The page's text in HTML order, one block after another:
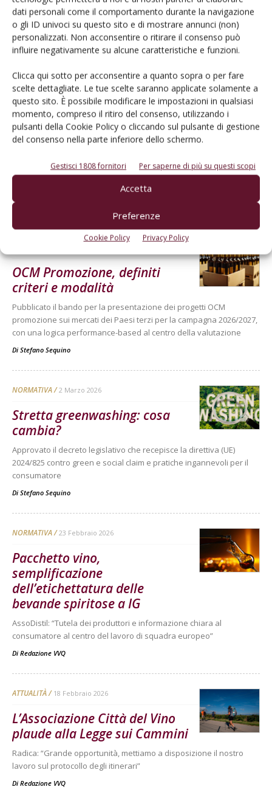
dati personali come il comportamento durante la navigazione
o gli ID univoci su questo sito e di mostrare annunci (non)
personalizzati. Non acconsentire o ritirare il consenso può
influire negativamente su alcune caratteristiche e funzioni.
Clicca qui sotto per acconsentire a quanto sopra o per fare
scelte dettagliate. Le tue scelte saranno applicate solamente a
questo sito. È possibile modificare le impostazioni in qualsiasi
momento, compreso il ritiro del consenso, utilizzando i
pulsanti della Cookie Policy o cliccando sul pulsante di gestione
del consenso nella parte inferiore dello schermo.
Gestisci 1808 fornitori Per saperne di più su questi scopi
Accetta
Preferenze
Cookie Policy Privacy Policy
L'Esperto risponde
I consigli di Terra e Vita agli agricoltori
Cerca adesso
OCM Promozione, definiti
criteri e modalità
Pubblicato il bando per la presentazione dei progetti OCM
promozione sui mercati dei Paesi terzi per la campagna 2026/2027,
con una logica performance-based al centro della valutazione
Di Stefano Sequino
NORMATIVA 2 Marzo 2026
Stretta greenwashing: cosa
cambia?
Approvato il decreto legislativo che recepisce la direttiva (UE)
2024/825 contro green e social claim e pratiche ingannevoli per il
consumatore
Di Stefano Sequino
NORMATIVA 23 Febbraio 2026
Pacchetto vino,
semplificazione
dell’etichettatura delle
bevande spiritose a IG
AssoDistil: “Tutela dei produttori e informazione chiara al
consumatore al centro del lavoro di squadra europeo”
Di Redazione VVQ
ATTUALITÀ 18 Febbraio 2026
L’Associazione Città del Vino
plaude alla Legge sui Cammini
Radica: “Grande opportunità, mettiamo a disposizione il nostro
lavoro sul protocollo degli itinerari”
Di Redazione VVQ